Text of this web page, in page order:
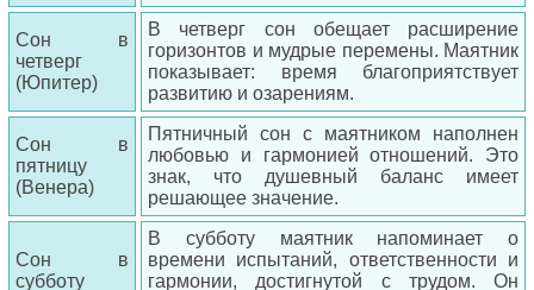
Сон в
четверг
(Юпитер)
В четверг сон обещает расширение
горизонтов и мудрые перемены. Маятник
показывает: время благоприятствует
развитию и озарениям.
Сон в
пятницу
(Венера)
Пятничный сон с маятником наполнен
любовью и гармонией отношений. Это
знак, что душевный баланс имеет
решающее значение.
Сон в
субботу
В субботу маятник напоминает о
времени испытаний, ответственности и
гармонии, достигнутой с трудом. Он